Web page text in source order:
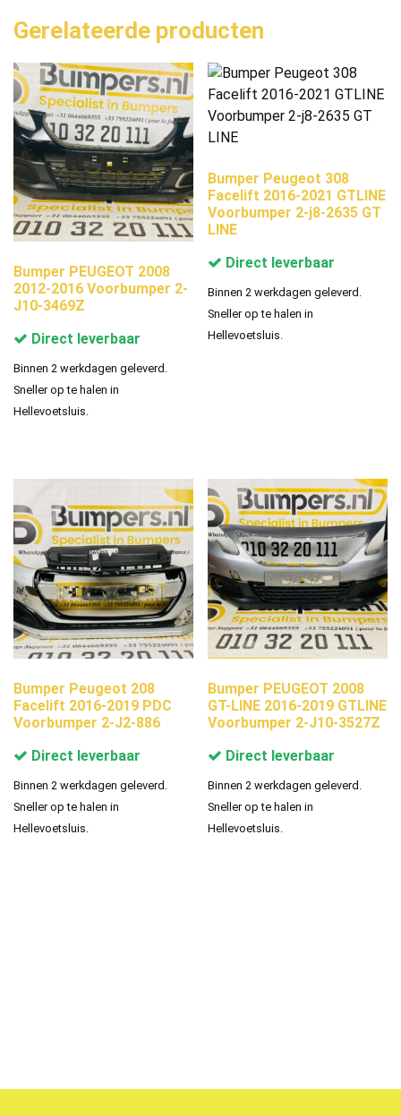
Gerelateerde producten
Bumper PEUGEOT 2008
2012-2016 Voorbumper 2-
J10-3469Z
Direct leverbaar
Binnen 2 werkdagen geleverd.
Sneller op te halen in
Hellevoetsluis.
Bumper Peugeot 308
Facelift 2016-2021 GTLINE
Voorbumper 2-j8-2635 GT
LINE
Direct leverbaar
Binnen 2 werkdagen geleverd.
Sneller op te halen in
Hellevoetsluis.
Bumper Peugeot 208
Facelift 2016-2019 PDC
Voorbumper 2-J2-886
Direct leverbaar
Binnen 2 werkdagen geleverd.
Sneller op te halen in
Hellevoetsluis.
Bumper PEUGEOT 2008
GT-LINE 2016-2019 GTLINE
Voorbumper 2-J10-3527Z
Direct leverbaar
Binnen 2 werkdagen geleverd.
Sneller op te halen in
Hellevoetsluis.